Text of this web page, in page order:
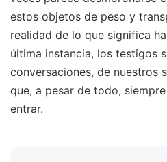
estos objetos de peso y
realidad de lo que significa
última instancia, los testigos
conversaciones, de nuestros
que, a pesar de todo,
entrar.